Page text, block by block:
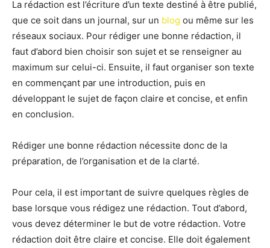
La rédaction est l’écriture d’un texte destiné à être publié,
que ce soit dans un journal, sur un blog ou même sur les
réseaux sociaux. Pour rédiger une bonne rédaction, il
faut d’abord bien choisir son sujet et se renseigner au
maximum sur celui-ci. Ensuite, il faut organiser son texte
en commençant par une introduction, puis en
développant le sujet de façon claire et concise, et enfin
en conclusion.
Rédiger une bonne rédaction nécessite donc de la
préparation, de l’organisation et de la clarté.
Pour cela, il est important de suivre quelques règles de
base lorsque vous rédigez une rédaction. Tout d’abord,
vous devez déterminer le but de votre rédaction. Votre
rédaction doit être claire et concise. Elle doit également